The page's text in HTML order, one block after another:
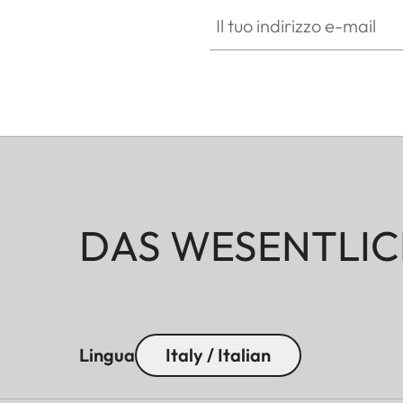
DAS
Lingua Italy / Italian